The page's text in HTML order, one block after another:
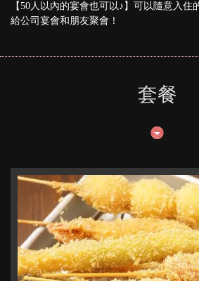
【50人以內的宴會也可以♪】可以隨意入住
給公司宴會和朋友聚會！
套餐